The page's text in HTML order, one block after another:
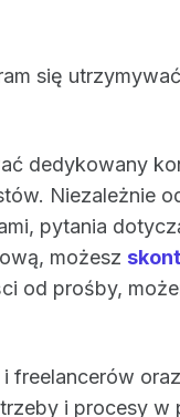
się
dedykowany
Niezależnie
pytania
możesz
od prośby,
i freelancerów
i procesy w